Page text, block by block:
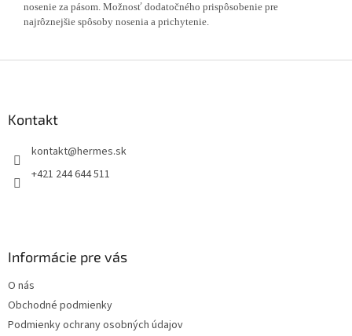
nosenie za pásom. Možnosť dodatočného prispôsobenie pre
najrôznejšie spôsoby nosenia a prichytenie.
Kontakt
kontakt@hermes.sk
+421 244 644 511
Informácie pre vás
O nás
Obchodné podmienky
Podmienky ochrany osobných údajov